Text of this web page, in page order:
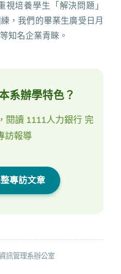
視培養學生「解決問題」
，我們的畢業生廣受日月
知名企業青睞。
系辦學特色？
閱讀 1111人力銀行 完
訪報導
專訪文章
訊管理系辦公室